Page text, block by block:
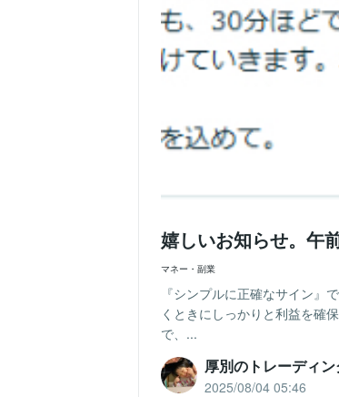
嬉しいお知らせ。午
マネー・副業
『シンプルに正確なサイン』
くときにしっかりと利益を確
で、...
厚別のトレーディ
2025/08/04 05:46